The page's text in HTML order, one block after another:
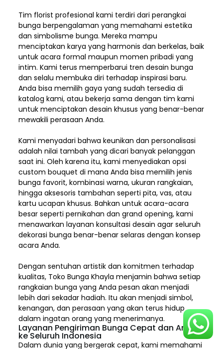
Tim florist profesional kami terdiri dari perangkai
bunga berpengalaman yang memahami estetika
dan simbolisme bunga. Mereka mampu
menciptakan karya yang harmonis dan berkelas, baik
untuk acara formal maupun momen pribadi yang
intim. Kami terus memperbarui tren desain bunga
dan selalu membuka diri terhadap inspirasi baru.
Anda bisa memilih gaya yang sudah tersedia di
katalog kami, atau bekerja sama dengan tim kami
untuk menciptakan desain khusus yang benar-benar
mewakili perasaan Anda.
Kami menyadari bahwa keunikan dan personalisasi
adalah nilai tambah yang dicari banyak pelanggan
saat ini. Oleh karena itu, kami menyediakan opsi
custom bouquet di mana Anda bisa memilih jenis
bunga favorit, kombinasi warna, ukuran rangkaian,
hingga aksesoris tambahan seperti pita, vas, atau
kartu ucapan khusus. Bahkan untuk acara-acara
besar seperti pernikahan dan grand opening, kami
menawarkan layanan konsultasi desain agar seluruh
dekorasi bunga benar-benar selaras dengan konsep
acara Anda.
Dengan sentuhan artistik dan komitmen terhadap
kualitas, Toko Bunga Khayla menjamin bahwa setiap
rangkaian bunga yang Anda pesan akan menjadi
lebih dari sekadar hadiah. Itu akan menjadi simbol,
kenangan, dan perasaan yang akan terus hidup
dalam ingatan orang yang menerimanya.
Layanan Pengiriman Bunga Cepat dan Aman
ke Seluruh Indonesia
Dalam dunia yang bergerak cepat, kami memahami